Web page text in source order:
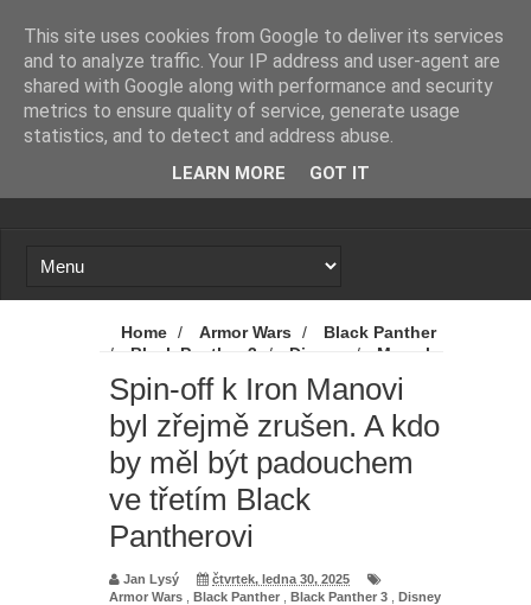
Loading...
Home / Armor Wars /
Black Panther
/
Black Panther 3 / Disney / Marvel
MCU
Novinky War Machine
/
Spin-off k Iron Manovi byl zřejmě zrušen. A
kdo by měl být padouchem ve třetím Black
Pantherovi
Spin-off k Iron Manovi
byl zřejmě zrušen. A kdo
by měl být padouchem
ve třetím Black
Pantherovi
Jan Lysý
čtvrtek, ledna 30, 2025
Armor Wars
Black Panther Black Panther 3
Disney
This site uses cookies from Google to deliver its services
and to analyze traffic. Your IP address and user-agent are
shared with Google along with performance and security
metrics to ensure quality of service, generate usage
statistics, and to detect and address abuse.
LEARN MORE GOT IT